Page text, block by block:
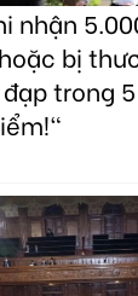
nhận
bị
trong